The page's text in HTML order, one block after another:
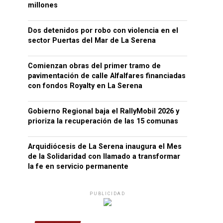
millones
Dos detenidos por robo con violencia en el
sector Puertas del Mar de La Serena
Comienzan obras del primer tramo de
pavimentación de calle Alfalfares financiadas
con fondos Royalty en La Serena
Gobierno Regional baja el RallyMobil 2026 y
prioriza la recuperación de las 15 comunas
Arquidiócesis de La Serena inaugura el Mes
de la Solidaridad con llamado a transformar
la fe en servicio permanente
PUBLICIDAD